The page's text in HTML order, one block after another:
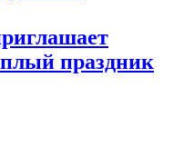
праздник